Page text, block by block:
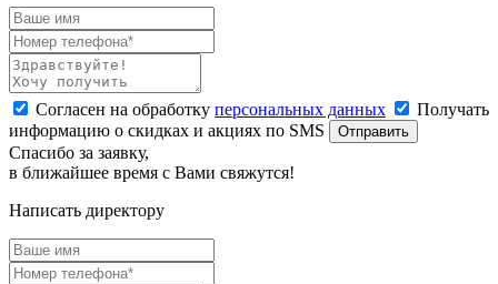
Согласен на обработку персональных данных
Получать
информацию о скидках и акциях по SMS
Отправить
Спасибо за заявку,
в ближайшее время с Вами свяжутся!
Написать директору